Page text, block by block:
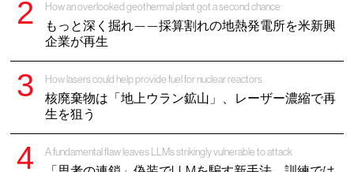
How an overlooked geothermal plant got a second chance
もっと深く掘れ——採算割れの地熱発電所を米新興
企業が再生
How lasers could help provide fuel for nuclear reactors
核廃棄物は「地上ウラン鉱山」、レーザー濃縮で再
生を狙う
A fundamental flaw leaves LLMs strikingly vulnerable to attack